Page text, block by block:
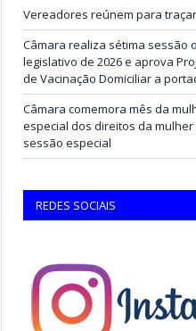
Vereadores reúnem para
Câmara realiza sétima sessão
legislativo de 2026 e aprova
de Vacinação Domiciliar a
Câmara comemora mês da
especial dos direitos da
sessão especial
REDES SOCIAIS